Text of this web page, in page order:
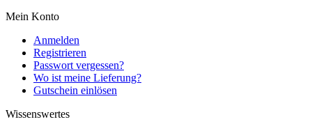
Mein Konto
Anmelden
Registrieren
Passwort vergessen?
Wo ist meine Lieferung?
Gutschein einlösen
Wissenswertes